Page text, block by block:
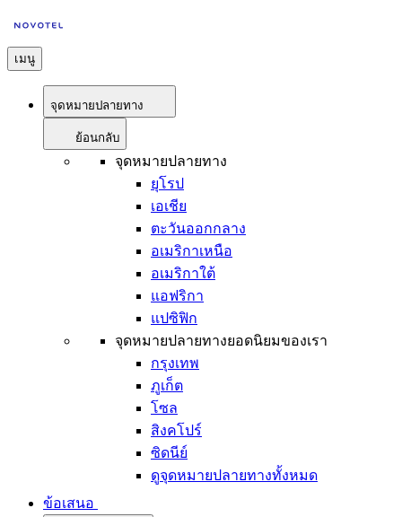
เมนู
จุดหมายปลายทาง
ย้อนกลับ
จุดหมายปลายทาง
ยุโรป
เอเชีย
ตะวันออกกลาง
อเมริกาเหนือ
อเมริกาใต้
แอฟริกา
แปซิฟิก
จุดหมายปลายทางยอดนิยมของเรา
กรุงเทพ
ภูเก็ต
โซล
สิงคโปร์
ซิดนีย์
ดูจุดหมายปลายทางทั้งหมด
ข้อเสนอ